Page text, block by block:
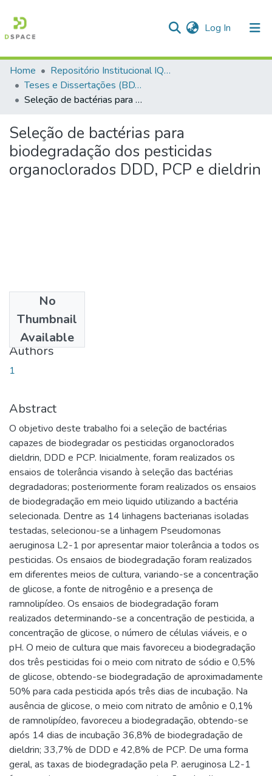
Log In (current)
Communities & Collections
All of DSpace
Statistics
Home
Repositório Institucional IQSC
Teses e Dissertações (BDTD USP)
Seleção de bactérias para biodegradação dos pesticidas organoclorados DDD, PCP e dieldrin
Seleção de bactérias para
biodegradação dos pesticidas
organoclorados DDD, PCP e dieldrin
No
Thumbnail
Available
2013-03-21
Authors
1
Abstract
O objetivo deste trabalho foi a seleção de bactérias
capazes de biodegradar os pesticidas organoclorados
dieldrin, DDD e PCP. Inicialmente, foram realizados os
ensaios de tolerância visando à seleção das bactérias
degradadoras; posteriormente foram realizados os ensaios
de biodegradação em meio liquido utilizando a bactéria
selecionada. Dentre as 14 linhagens bacterianas isoladas
testadas, selecionou-se a linhagem Pseudomonas
aeruginosa L2-1 por apresentar maior tolerância a todos os
pesticidas. Os ensaios de biodegradação foram realizados
em diferentes meios de cultura, variando-se a concentração
de glicose, a fonte de nitrogênio e a presença de
ramnolipídeo. Os ensaios de biodegradação foram
realizados determinando-se a concentração de pesticida, a
concentração de glicose, o número de células viáveis, e o
pH. O meio de cultura que mais favoreceu a biodegradação
dos três pesticidas foi o meio com nitrato de sódio e 0,5%
de glicose, obtendo-se biodegradação de aproximadamente
50% para cada pesticida após três dias de incubação. Na
ausência de glicose, o meio com nitrato de amônio e 0,1%
de ramnolipídeo, favoreceu a biodegradação, obtendo-se
após 14 dias de incubação 36,8% de biodegradação de
dieldrin; 33,7% de DDD e 42,8% de PCP. De uma forma
geral, as taxas de biodegradação pela P. aeruginosa L2-1